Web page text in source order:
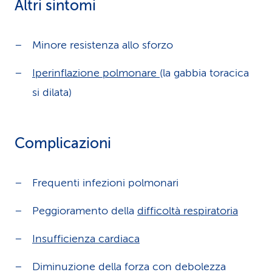
Altri sintomi
Minore resistenza allo sforzo
Iperinflazione polmonare (la gabbia toracica
si dilata)
Complicazioni
Frequenti infezioni polmonari
Peggioramento della difficoltà respiratoria
Insufficienza cardiaca
Diminuzione della forza con debolezza